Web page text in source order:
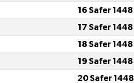
16 Safer 1448
17 Safer 1448
18 Safer 1448
19 Safer 1448
20 Safer 1448